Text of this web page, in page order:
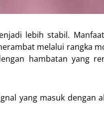
lebih stabil.
melalui rangka
hambatan yang
yang masuk dengan